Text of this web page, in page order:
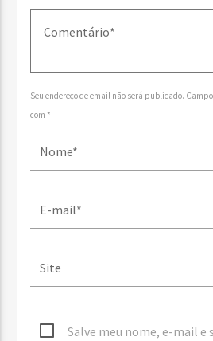
Seu endereço de email não será publicado.
com *
Salve meu nome, e-mail e